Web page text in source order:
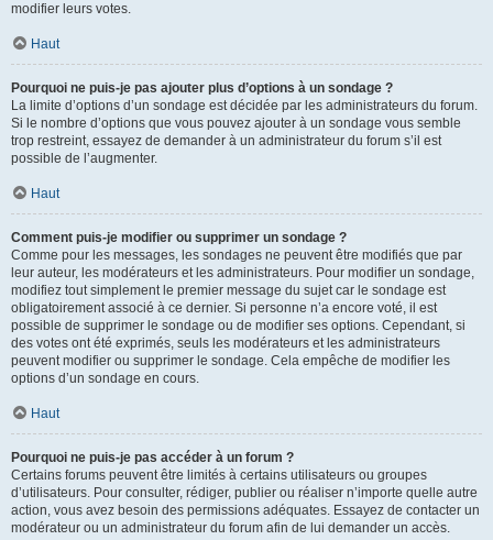
modifier leurs votes.
Haut
Pourquoi ne puis-je pas ajouter plus d’options à un sondage ?
La limite d’options d’un sondage est décidée par les administrateurs du forum.
Si le nombre d’options que vous pouvez ajouter à un sondage vous semble
trop restreint, essayez de demander à un administrateur du forum s’il est
possible de l’augmenter.
Haut
Comment puis-je modifier ou supprimer un sondage ?
Comme pour les messages, les sondages ne peuvent être modifiés que par
leur auteur, les modérateurs et les administrateurs. Pour modifier un sondage,
modifiez tout simplement le premier message du sujet car le sondage est
obligatoirement associé à ce dernier. Si personne n’a encore voté, il est
possible de supprimer le sondage ou de modifier ses options. Cependant, si
des votes ont été exprimés, seuls les modérateurs et les administrateurs
peuvent modifier ou supprimer le sondage. Cela empêche de modifier les
options d’un sondage en cours.
Haut
Pourquoi ne puis-je pas accéder à un forum ?
Certains forums peuvent être limités à certains utilisateurs ou groupes
d’utilisateurs. Pour consulter, rédiger, publier ou réaliser n’importe quelle autre
action, vous avez besoin des permissions adéquates. Essayez de contacter un
modérateur ou un administrateur du forum afin de lui demander un accès.